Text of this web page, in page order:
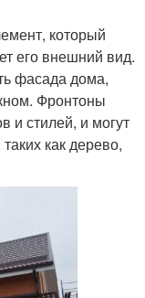
который
его внешний вид.
фасада дома,
Фронтоны
и стилей, и могут
как дерево,